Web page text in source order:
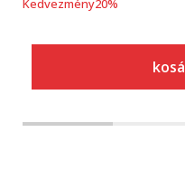
Kedvezmény20%